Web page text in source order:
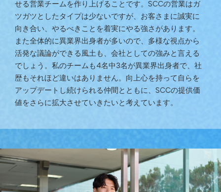
せる営業チームを作り上げることです。SCCの営業はガ
ツガツとしたタイプは少ないですが、お客さまに誠実に
向き合い、やるべきことを着実にやる強さがあります。
また全体的に異業界出身者が多いので、多様な視点から
活発な議論ができる風土も、会社としての強みと言える
でしょう。私のチームも4名中3名が異業界出身者で、社
歴もそれほど違いはありません。向上心を持って自らを
アップデートし続けられる仲間とともに、SCCの提供価
値をさらに拡大させていきたいと考えています。